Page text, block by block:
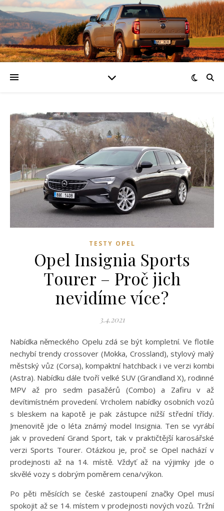
TESTY OPEL
Opel Insignia Sports
Tourer – Proč jich
nevidíme více?
3.4.2021
Nabídka německého Opelu zdá se být kompletní. Ve flotile
nechybí trendy crossover (Mokka, Crossland), stylový malý
městský vůz (Corsa), kompaktní hatchback i ve verzi kombi
(Astra). Nabídku dále tvoří velké SUV (Grandland X), rodinné
MPV až pro sedm pasažérů (Combo) a Zafiru v až
devítimístném provedení. Vrcholem nabídky osobních vozů
s bleskem na kapotě je pak zástupce nižší střední třídy.
Jmenovitě jde o léta známý model Insignia. Ten se vyrábí
jak v provedení Grand Sport, tak v praktičtější karosářské
verzi Sports Tourer. Otázkou je, proč se Opel nachází v
prodejnosti až na 14. místě. Vždyť až na výjimky jde o
skvělé vozy s dobrým poměrem cena/výkon.
Po pěti měsících se české zastoupení značky Opel musí
spokojit až se 14. místem v prodejnosti nových vozů. Tržní